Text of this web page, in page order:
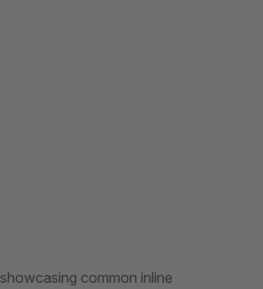
showcasing common inline